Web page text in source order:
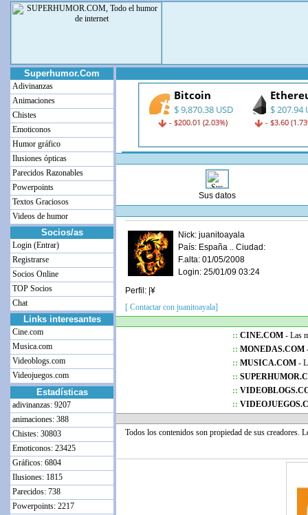
Superhumor.Com
Adivinanzas
Animaciones
Chistes
Emoticonos
Humor gráfico
Ilusiones ópticas
Parecidos Razonables
Powerpoints
Textos Graciosos
Videos de humor
Socios/as
Login (Entrar)
Registrarse
Socios Online
TOP Socios
Chat
Links interesantes
Cine.com
Musica.com
Videoblogs.com
Videojuegos.com
Estadísticas
adivinanzas: 9207
animaciones: 388
Chistes: 30803
Emoticonos: 23425
Gráficos: 6804
Ilusiones: 1815
Parecidos: 738
Powerpoints: 2217
Sus datos
Nick: juanitoayala
País: España .. Ciudad:
F.alta: 01/05/2008
Login: 25/01/09 03:24
Perfil: |¥
[ Contactar con juanitoayala]
:: CINE.COM - Las
:: MONEDAS.COM
:: MUSICA.COM -
::
::
::
Todos los contenidos son propiedad de sus creadores.